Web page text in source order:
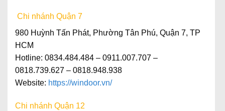
Chi nhánh Quận 7
980 Huỳnh Tấn Phát, Phường Tân Phú, Quận 7, TP
HCM
Hotline: 0834.484.484 – 0911.007.707 –
0818.739.627 – 0818.948.938
Website: https://windoor.vn/
Chi nhánh Quận 12